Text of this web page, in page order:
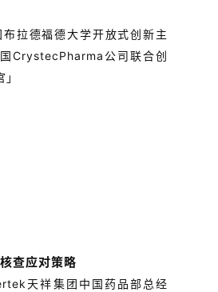
拉德福德大学开放式创新主
CrystecPharma公司联合创
查应对策略
天祥集团中国药品部总经